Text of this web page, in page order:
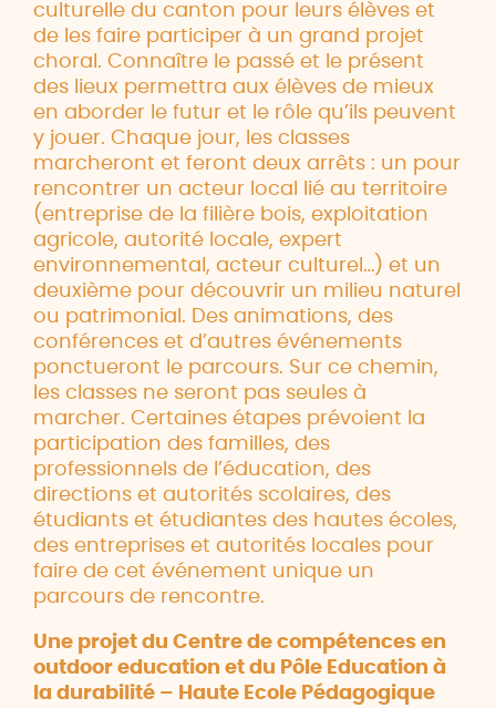
culturelle du canton pour leurs élèves et
de les faire participer à un grand projet
choral. Connaître le passé et le présent
des lieux permettra aux élèves de mieux
en aborder le futur et le rôle qu’ils peuvent
y jouer. Chaque jour, les classes
marcheront et feront deux arrêts : un pour
rencontrer un acteur local lié au territoire
(entreprise de la filière bois, exploitation
agricole, autorité locale, expert
environnemental, acteur culturel…) et un
deuxième pour découvrir un milieu naturel
ou patrimonial. Des animations, des
conférences et d’autres événements
ponctueront le parcours. Sur ce chemin,
les classes ne seront pas seules à
marcher. Certaines étapes prévoient la
participation des familles, des
professionnels de l’éducation, des
directions et autorités scolaires, des
étudiants et étudiantes des hautes écoles,
des entreprises et autorités locales pour
faire de cet événement unique un
parcours de rencontre.
Une projet du Centre de compétences en
outdoor education et du Pôle Education à
la durabilité – Haute Ecole Pédagogique